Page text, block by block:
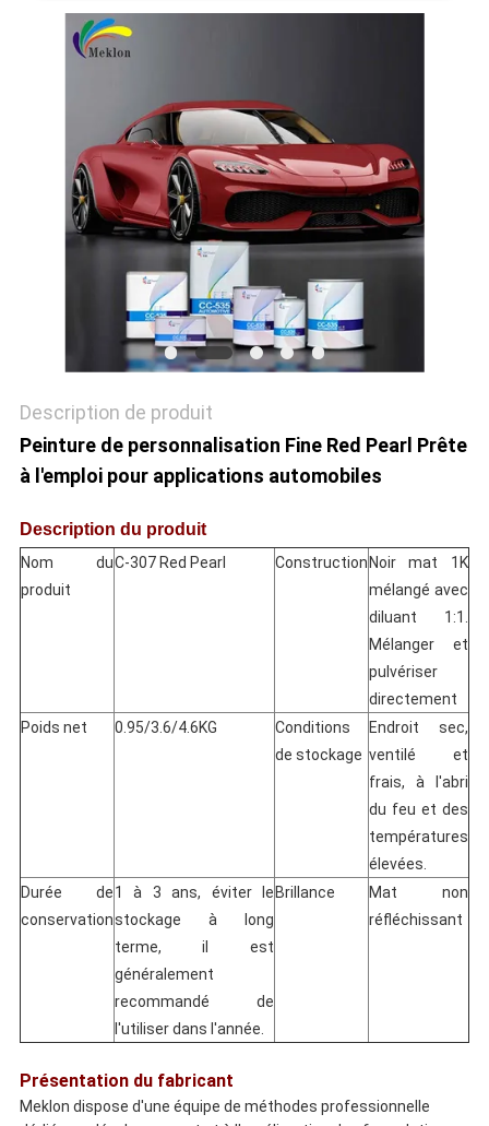
POLITIQUE
CONFIDENTIALITÉ
Description de produit
Peinture de personnalisation Fine Red Pearl Prête
à l'emploi pour applications automobiles
Description du produit
Nom du
produit
C-307 Red Pearl Construction Noir mat 1K
mélangé avec
diluant 1:1.
Mélanger et
pulvériser
directement
Poids net
0.95/3.6/4.6KG
Conditions
de stockage
Endroit sec,
ventilé et
frais, à l'abri
du feu et des
températures
élevées.
Durée de
conservation
1 à 3 ans, éviter le
stockage à long
terme, il est
généralement
recommandé de
l'utiliser dans l'année.
Brillance
Mat non
réfléchissant
Présentation du fabricant
Meklon dispose d'une équipe de méthodes professionnelle